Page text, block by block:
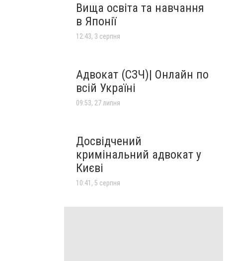
Вища освіта та навчання
в Японії
12:43, 3 серпня
Адвокат (СЗЧ)| Онлайн по
всій Україні
09:53, 27 липня
Досвідчений
кримінальний адвокат у
Києві
10:41, 5 серпня